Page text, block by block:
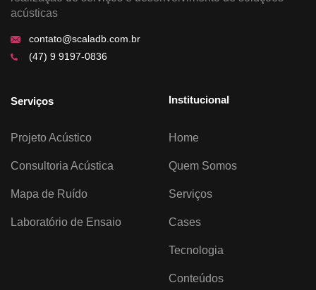
acústicas
contato@scaladb.com.br
(47) 9 9197-0836
Serviços
Projeto Acústico
Consultoria Acústica
Mapa de Ruído
Laboratório de Ensaio
Institucional
Home
Quem Somos
Serviços
Cases
Tecnologia
Conteúdos